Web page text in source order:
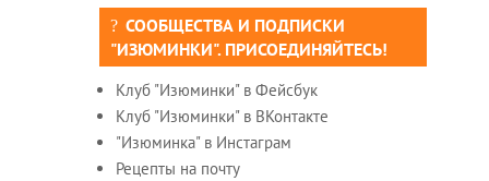
СООБЩЕСТВА И ПОДПИСКИ
"ИЗЮМИНКИ". ПРИСОЕДИНЯЙТЕСЬ!
Клуб "Изюминки" в Фейсбук
Клуб "Изюминки" в ВКонтакте
"Изюминка" в Инстаграм
Рецепты на почту